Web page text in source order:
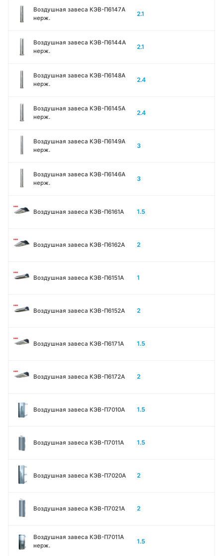
Воздушная завеса КЭВ-П6147A
нерж.
2.1
Воздушная завеса КЭВ-П6144A
нерж.
2.1
Воздушная завеса КЭВ-П6148A
нерж.
2.4
Воздушная завеса КЭВ-П6145A
нерж.
2.4
Воздушная завеса КЭВ-П6149A
нерж.
3
Воздушная завеса КЭВ-П6146A
нерж.
3
Воздушная завеса КЭВ-П6161А 1.5
Воздушная завеса КЭВ-П6162А 2
Воздушная завеса КЭВ-П6151А 1
Воздушная завеса КЭВ-П6152А 2
Воздушная завеса КЭВ-П6171А 1.5
Воздушная завеса КЭВ-П6172А 2
Воздушная завеса КЭВ-П7010A 1.5
Воздушная завеса КЭВ-П7011A 1.5
Воздушная завеса КЭВ-П7020A 2
Воздушная завеса КЭВ-П7021A 2
Воздушная завеса КЭВ-П7011A
нерж.
1.5